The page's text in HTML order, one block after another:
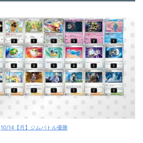
10/14【月】ジムバトル優勝